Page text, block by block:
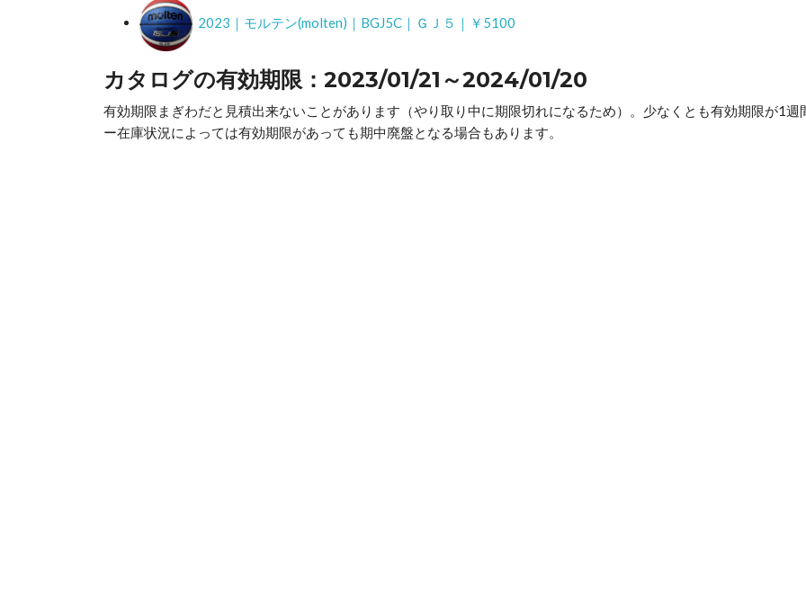
2023｜モルテン(molten)｜BGJ5C｜ＧＪ５｜￥5100
カタログの有効期限：2023/01/21～2024/01/20
有効期限まぎわだと見積出来ないことがあります（やり取り中に期限切れになるため）。少なくとも有効期限が1
ー在庫状況によっては有効期限があっても期中廃盤となる場合もあります。